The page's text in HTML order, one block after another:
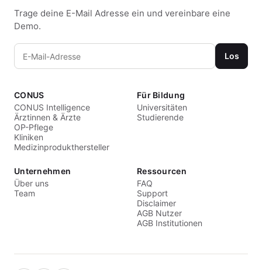
Trage deine E-Mail Adresse ein und vereinbare eine
Demo.
Los
CONUS
CONUS Intelligence
Ärztinnen & Ärzte
OP-Pflege
Kliniken
Medizinprodukthersteller
Für Bildung
Universitäten
Studierende
Unternehmen
Über uns
Team
Ressourcen
FAQ
Support
Disclaimer
AGB Nutzer
AGB Institutionen